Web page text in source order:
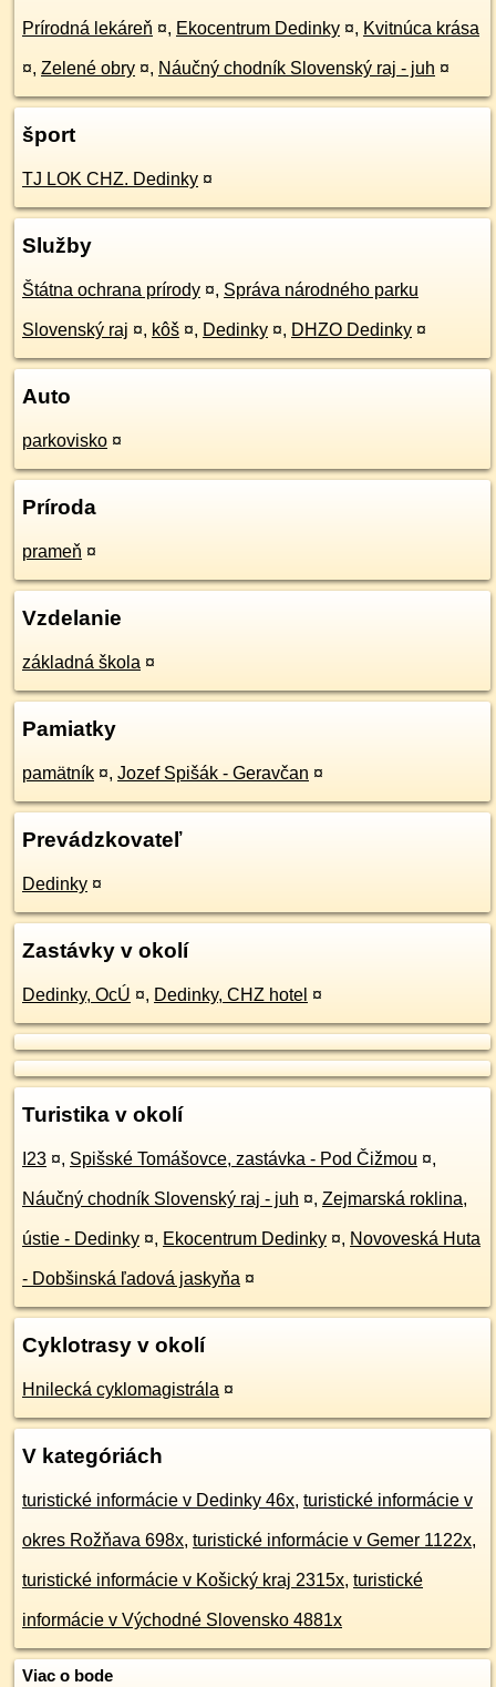
Prírodná lekáreň ¤, Ekocentrum Dedinky ¤, Kvitnúca krása
¤, Zelené obry ¤, Náučný chodník Slovenský raj - juh ¤
šport
TJ LOK CHZ. Dedinky ¤
Služby
Štátna ochrana prírody ¤, Správa národného parku
Slovenský raj ¤, kôš ¤, Dedinky ¤, DHZO Dedinky ¤
Auto
parkovisko ¤
Príroda
prameň ¤
Vzdelanie
základná škola ¤
Pamiatky
pamätník ¤, Jozef Spišák - Geravčan ¤
Prevádzkovateľ
Dedinky ¤
Zastávky v okolí
Dedinky, OcÚ ¤, Dedinky, CHZ hotel ¤
Turistika v okolí
I23 ¤, Spišské Tomášovce, zastávka - Pod Čižmou ¤,
Náučný chodník Slovenský raj - juh ¤, Zejmarská roklina,
ústie - Dedinky ¤, Ekocentrum Dedinky ¤, Novoveská Huta
- Dobšinská ľadová jaskyňa ¤
Cyklotrasy v okolí
Hnilecká cyklomagistrála ¤
V kategóriách
turistické informácie v Dedinky 46x, turistické informácie v
okres Rožňava 698x, turistické informácie v Gemer 1122x,
turistické informácie v Košický kraj 2315x, turistické
informácie v Východné Slovensko 4881x
Viac o bode